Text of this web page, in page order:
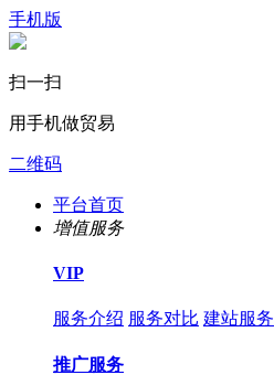
手机版
扫一扫
用手机做贸易
二维码
平台首页
增值服务
VIP
服务介绍 服务对比 建站服务
推广服务